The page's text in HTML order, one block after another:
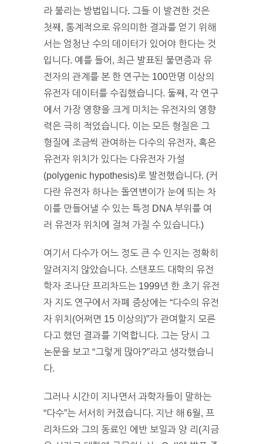
라 불리는 방법입니다. 그들 이 발견한 것은
첫째, 통계적으로 유의미한 결과를 얻기 위해
서는 엄청난 수의 데이터가 있어야 한다는 것
입니다. 예를 들어, 최근 발표된 불면증과 유
전자의 관계를 본 한 연구는 100만명 이상의
유전자 데이터를 수집했습니다. 둘째, 각 연구
에서 가장 영향을 크게 미치는 유전자의 영향
력은 극히 적었습니다. 이는 모든 형질은 그
형질에 조금씩 관여하는 다수의 유전자, 혹은
유전자 위치가 있다는 다유전자 가설
(polygenic hypothesis)로 발전했습니다. (커
다란 유전자 하나는 돌연변이가 눈에 띄는 차
이를 만들어낼 수 있는 특정 DNA 부위를 여
러 유전자 위치에 걸쳐 가질 수 있습니다.)
여기서 다수가 어느 정도 큰 수 인지는 정확히
알려지지 않았습니다. 스탠포드 대학의 유전
학자 조나단 프리차드는 1999년 한 초기 유전
자 지도 연구에서 자폐 증상에는 “다수의 유전
자 위치(어쩌면 15 이상의)”가 관여할지 모른
다고 했던 결과를 기억합니다. 그는 당시 그
논문을 보고 “그렇게 많아?”라고 생각했습니
다.
그러나 시간이 지나면서 과학자들이 말하는
“다수”는 서서히 커졌습니다. 지난 해 6월, 프
리차드와 그의 동료인 에반 보일과 양 리(지금